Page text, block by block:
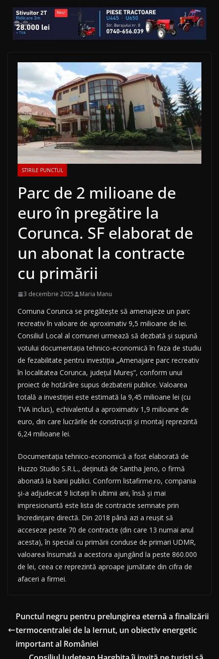
STIRILE PUNCTUL
Parc de 2 milioane de
euro în pregătire la
Corunca. SF elaborat de
un abonat la contracte
cu primării
3 decembrie 2025 Maria Manu
Comuna Corunca se pregătește să amenajeze un parc
recreativ în valoare de aproximativ 9,5 milioane de lei.
Consiliul Local al comunei urmează să dezbată și supună
votului documentația tehnico-economică în faza de studiu
de fezabilitate pentru investiția „Amenajare parc recreativ
în localitatea Corunca, județul Mureș”, conform unui
proiect de hotărâre supus dezbaterii publice. Valoarea
totală a investiției este estimată la 9,45 milioane lei (cu
TVA inclus), echivalentul a aproximativ 1,9 milioane de
euro, din care lucrările de construcții și montaj reprezintă
6,24 milioane lei.
Documentația tehnico-economică a fost elaborată de
Huzzo Studio S.R.L., deținută de Santha Jeno, o firmă
abonată la banii publici. Conform listafirme.ro, compania
și-a adjudecat 9 licitații în ultimii ani, însă și mai
impresionantă este lista de contracte semnate prin
încredințare directă. Din 2018 până azi a reușit să
acceseze peste 70 de contracte (din care 13 numai anul
acesta), în special cu primării conduse de primari UDMR,
valoarea însumată a acestora ajungând la peste 860.000
de lei, ceea ce reprezintă aproape jumătate din cifra de
afaceri a firmei.
Punctul negru pentru prelungirea eternă a finalizării
termocentralei de la Iernut, un obiectiv energetic
important al României